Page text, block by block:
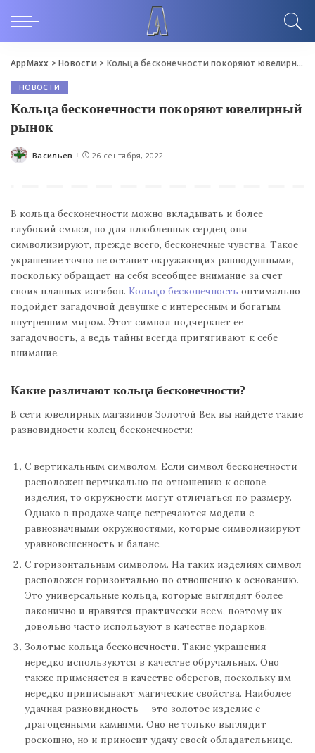
AppMaxx >Новости > Кольца бесконечности покоряют ювелирный рынок
НОВОСТИ
Кольца бесконечности покоряют ювелирный
рынок
Posted
Васильев 26 сентября, 2022
В кольца бесконечности можно вкладывать и более
глубокий смысл, но для влюбленных сердец они
символизируют, прежде всего, бесконечные чувства. Такое
украшение точно не оставит окружающих равнодушными,
поскольку обращает на себя всеобщее внимание за счет
своих плавных изгибов. Кольцо бесконечность оптимально
подойдет загадочной девушке с интересным и богатым
внутренним миром. Этот символ подчеркнет ее
загадочность, а ведь тайны всегда притягивают к себе
внимание.
Какие различают кольца бесконечности?
В сети ювелирных магазинов Золотой Век вы найдете такие
разновидности колец бесконечности:
С вертикальным символом. Если символ бесконечности
расположен вертикально по отношению к основе
изделия, то окружности могут отличаться по размеру.
Однако в продаже чаще встречаются модели с
равнозначными окружностями, которые символизируют
уравновешенность и баланс.
С горизонтальным символом. На таких изделиях символ
расположен горизонтально по отношению к основанию.
Это универсальные кольца, которые выглядят более
лаконично и нравятся практически всем, поэтому их
довольно часто используют в качестве подарков.
Золотые кольца бесконечности. Такие украшения
нередко используются в качестве обручальных. Оно
также применяется в качестве оберегов, поскольку им
нередко приписывают магические свойства. Наиболее
удачная разновидность — это золотое изделие с
драгоценными камнями. Оно не только выглядит
роскошно, но и приносит удачу своей обладательнице.